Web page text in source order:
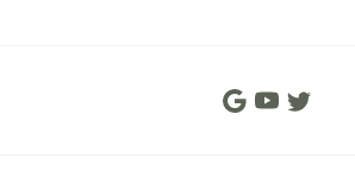
Social Links